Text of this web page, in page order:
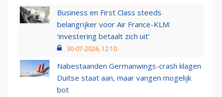
Business en First Class steeds
belangrijker voor Air France-KLM:
‘investering betaalt zich uit’
30-07-2026, 12:10
Nabestaanden Germanwings-crash klagen
Duitse staat aan, maar vangen mogelijk
bot